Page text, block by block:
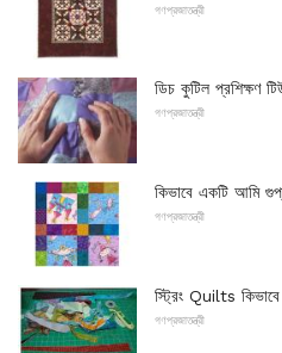
গণপ্রজাতন্ত্রী
ডিচ কুটিল প্রশিক্ষণ
গণপ্রজাতন্ত্রী
কিভাবে একটি আমি
গণপ্রজাতন্ত্রী
স্ট্রিং Quilts কিভাবে
গণপ্রজাতন্ত্রী